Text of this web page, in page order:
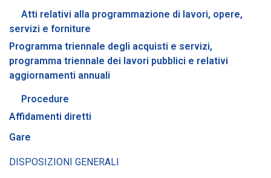
Atti relativi alla programmazione di lavori, opere,
servizi e forniture
Programma triennale degli acquisti e servizi,
programma triennale dei lavori pubblici e relativi
aggiornamenti annuali
Procedure
Affidamenti diretti
Gare
DISPOSIZIONI GENERALI